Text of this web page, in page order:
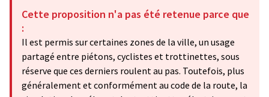
Cette proposition n'a pas été retenue parce que
:
Il est permis sur certaines zones de la ville, un usage
partagé entre piétons, cyclistes et trottinettes, sous
réserve que ces derniers roulent au pas. Toutefois, plus
généralement et conformément au code de la route, la